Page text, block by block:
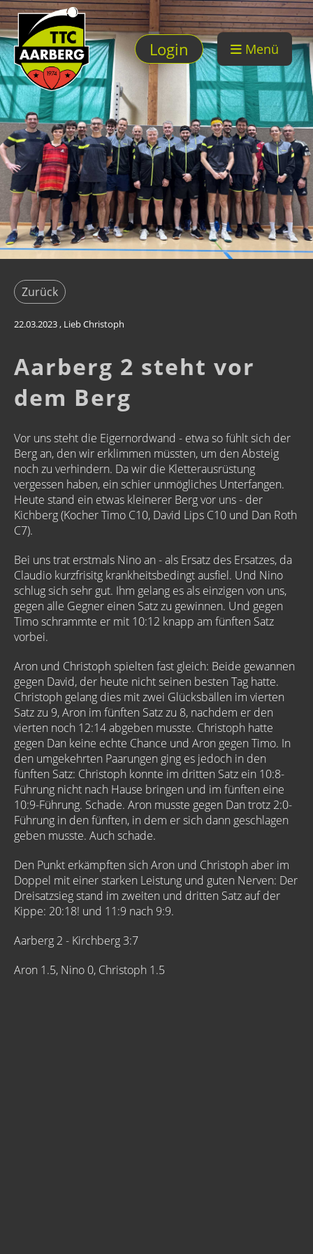
Login Menü
Zurück
22.03.2023, Lieb Christoph
Aarberg 2 steht vor
dem Berg
Vor uns steht die Eigernordwand - etwa so fühlt sich der
Berg an, den wir erklimmen müssten, um den Absteig
noch zu verhindern. Da wir die Kletterausrüstung
vergessen haben, ein schier unmögliches Unterfangen.
Heute stand ein etwas kleinerer Berg vor uns - der
Kichberg (Kocher Timo C10, David Lips C10 und Dan Roth
C7).
Bei uns trat erstmals Nino an - als Ersatz des Ersatzes, da
Claudio kurzfrisitg krankheitsbedingt ausfiel. Und Nino
schlug sich sehr gut. Ihm gelang es als einzigen von uns,
gegen alle Gegner einen Satz zu gewinnen. Und gegen
Timo schrammte er mit 10:12 knapp am fünften Satz
vorbei.
Aron und Christoph spielten fast gleich: Beide gewannen
gegen David, der heute nicht seinen besten Tag hatte.
Christoph gelang dies mit zwei Glücksbällen im vierten
Satz zu 9, Aron im fünften Satz zu 8, nachdem er den
vierten noch 12:14 abgeben musste. Christoph hatte
gegen Dan keine echte Chance und Aron gegen Timo. In
den umgekehrten Paarungen ging es jedoch in den
fünften Satz: Christoph konnte im dritten Satz ein 10:8-
Führung nicht nach Hause bringen und im fünften eine
10:9-Führung. Schade. Aron musste gegen Dan trotz 2:0-
Führung in den fünften, in dem er sich dann geschlagen
geben musste. Auch schade.
Den Punkt erkämpften sich Aron und Christoph aber im
Doppel mit einer starken Leistung und guten Nerven: Der
Dreisatzsieg stand im zweiten und dritten Satz auf der
Kippe: 20:18! und 11:9 nach 9:9.
Aarberg 2 - Kirchberg 3:7
Aron 1.5, Nino 0, Christoph 1.5